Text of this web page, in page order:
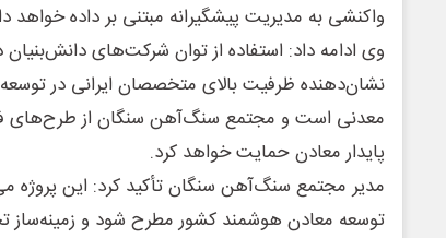
واکنشی به مدیریت پیشگیرانه مبتنی بر داده خواهد
وی ادامه داد: استفاده از توان شرکت‌های دانش‌بنیان
نشان‌دهنده ظرفیت بالای متخصصان ایرانی در
معدنی است و مجتمع سنگ‌آهن سنگان از طرح‌های
پایدار معادن حمایت خواهد کرد.
مدیر مجتمع سنگ‌آهن سنگان تأکید کرد: این پروژه
توسعه معادن هوشمند کشور مطرح شود و زمینه‌ساز